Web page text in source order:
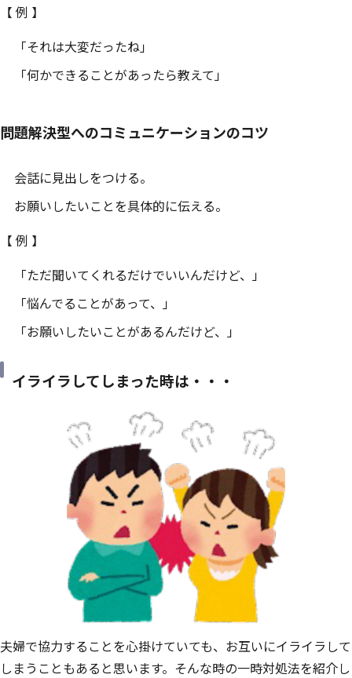
【 例 】
「それは大変だったね」
「何かできることがあったら教えて」
問題解決型へのコミュニケーションのコツ
会話に見出しをつける。
お願いしたいことを具体的に伝える。
【 例 】
「ただ聞いてくれるだけでいいんだけど、」
「悩んでることがあって、」
「お願いしたいことがあるんだけど、」
イライラしてしまった時は・・・
夫婦で協力することを心掛けていても、お互いにイライラして
しまうこともあると思います。そんな時の一時対処法を紹介し